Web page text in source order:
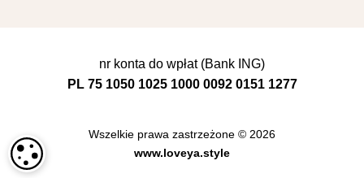
nr konta do wpłat (Bank ING)
PL 75 1050 1025 1000 0092 0151 1277
Wszelkie prawa zastrzeżone © 2026
www.loveya.style
USTAWIENIA PLIKÓW COOKIE